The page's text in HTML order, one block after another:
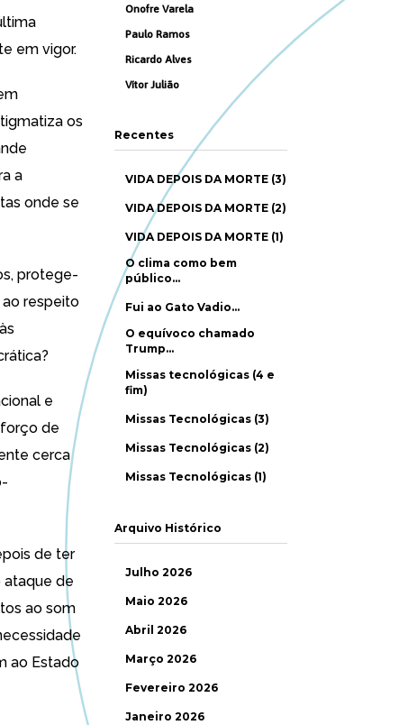
em vigor.
os
a
onde se
protege-
ao respeito
e
de
cerca
de ter
ataque de
ao som
ao Estado
Onofre Varela
Paulo Ramos
Ricardo Alves
Vítor Julião
Recentes
VIDA DEPOIS DA MORTE (3)
VIDA DEPOIS DA MORTE (2)
VIDA DEPOIS DA MORTE (1)
O clima como bem
público…
Fui ao Gato Vadio…
O equívoco chamado
Trump…
Missas tecnológicas (4 e
fim)
Missas Tecnológicas (3)
Missas Tecnológicas (2)
Missas Tecnológicas (1)
Arquivo Histórico
Julho 2026
Maio 2026
Abril 2026
Março 2026
Fevereiro 2026
Janeiro 2026